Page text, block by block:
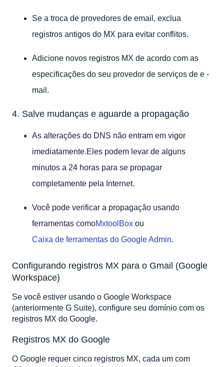
Se a troca de provedores de email, exclua
registros antigos do MX para evitar conflitos.
Adicione novos registros MX de acordo com as
especificações do seu provedor de serviços de e -
mail.
4. Salve mudanças e aguarde a propagação
As alterações do DNS não entram em vigor
imediatamente.Eles podem levar de alguns
minutos a 24 horas para se propagar
completamente pela Internet.
Você pode verificar a propagação usando
ferramentas comoMxtoolBox ou
Caixa de ferramentas do Google Admin.
Configurando registros MX para o Gmail (Google
Workspace)
Se você estiver usando o Google Workspace
(anteriormente G Suite), configure seu domínio com os
registros MX do Google.
Registros MX do Google
O Google requer cinco registros MX, cada um com